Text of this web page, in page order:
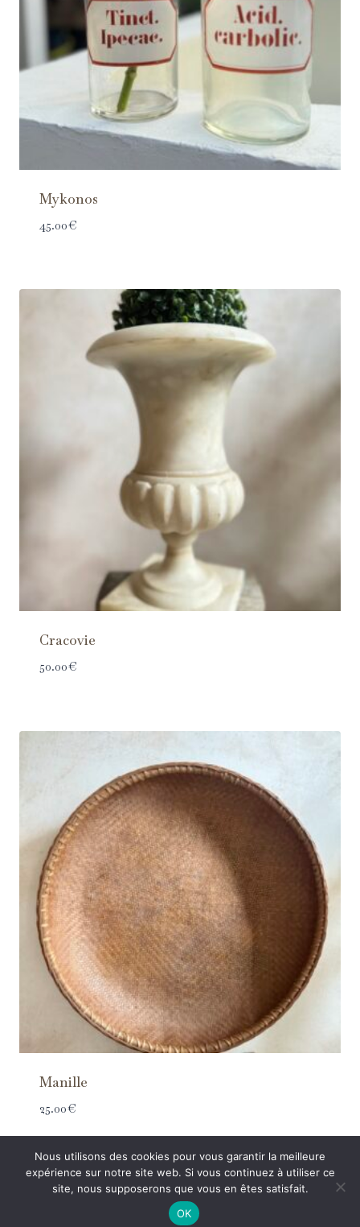
Mykonos
45.00€
Cracovie
50.00€
Manille
25.00€
Mentions légales
CGV
Nous utilisons des cookies pour vous garantir la meilleure
expérience sur notre site web. Si vous continuez à utiliser ce
site, nous supposerons que vous en êtes satisfait.
OK